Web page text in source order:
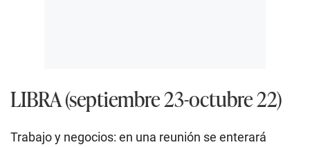
LIBRA (septiembre 23-octubre 22)
Trabajo y negocios: en una reunión se enterará